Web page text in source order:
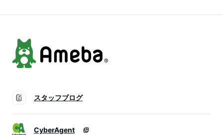
スタッフブログ
CyberAgent